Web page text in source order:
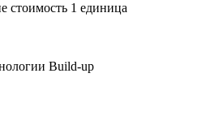
стоимость 1 единица
Build-up